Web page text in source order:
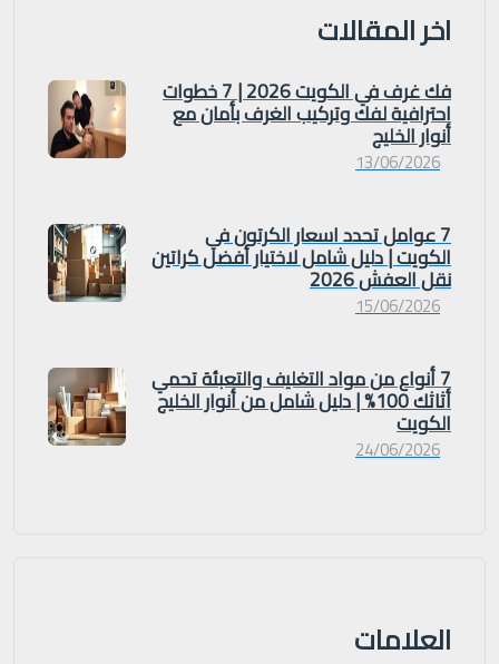
اخر المقالات
فك غرف في الكويت 2026 | 7 خطوات
احترافية لفك وتركيب الغرف بأمان مع
أنوار الخليج
13/06/2026
7 عوامل تحدد اسعار الكرتون في
الكويت | دليل شامل لاختيار أفضل كراتين
نقل العفش 2026
15/06/2026
7 أنواع من مواد التغليف والتعبئة تحمي
أثاثك 100% | دليل شامل من أنوار الخليج
الكويت
24/06/2026
العلامات